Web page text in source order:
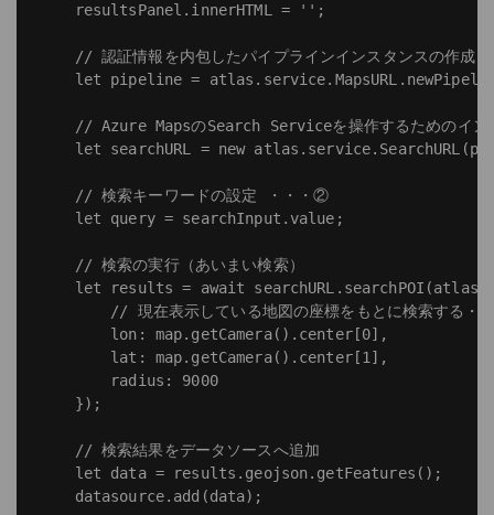
    resultsPanel.innerHTML = '';
    // 認証情報を内包したパイプラインインスタンスの作成
let pipeline =
// Azure MapsのSearch Serviceを操作するためのイン
let searchURL = new
    // 検索キーワードの設定 ・・・②
    let query = searchInput.value;
    // 検索の実行（あいまい検索）
let results = await
// 現在表示している地図の座標をもとに検索する・
        lon: map.getCamera().center[0],
        lat: map.getCamera().center[1],
        radius: 9000
    });
    // 検索結果をデータソースへ追加
    let data = results.geojson.getFeatures();
    datasource.add(data);